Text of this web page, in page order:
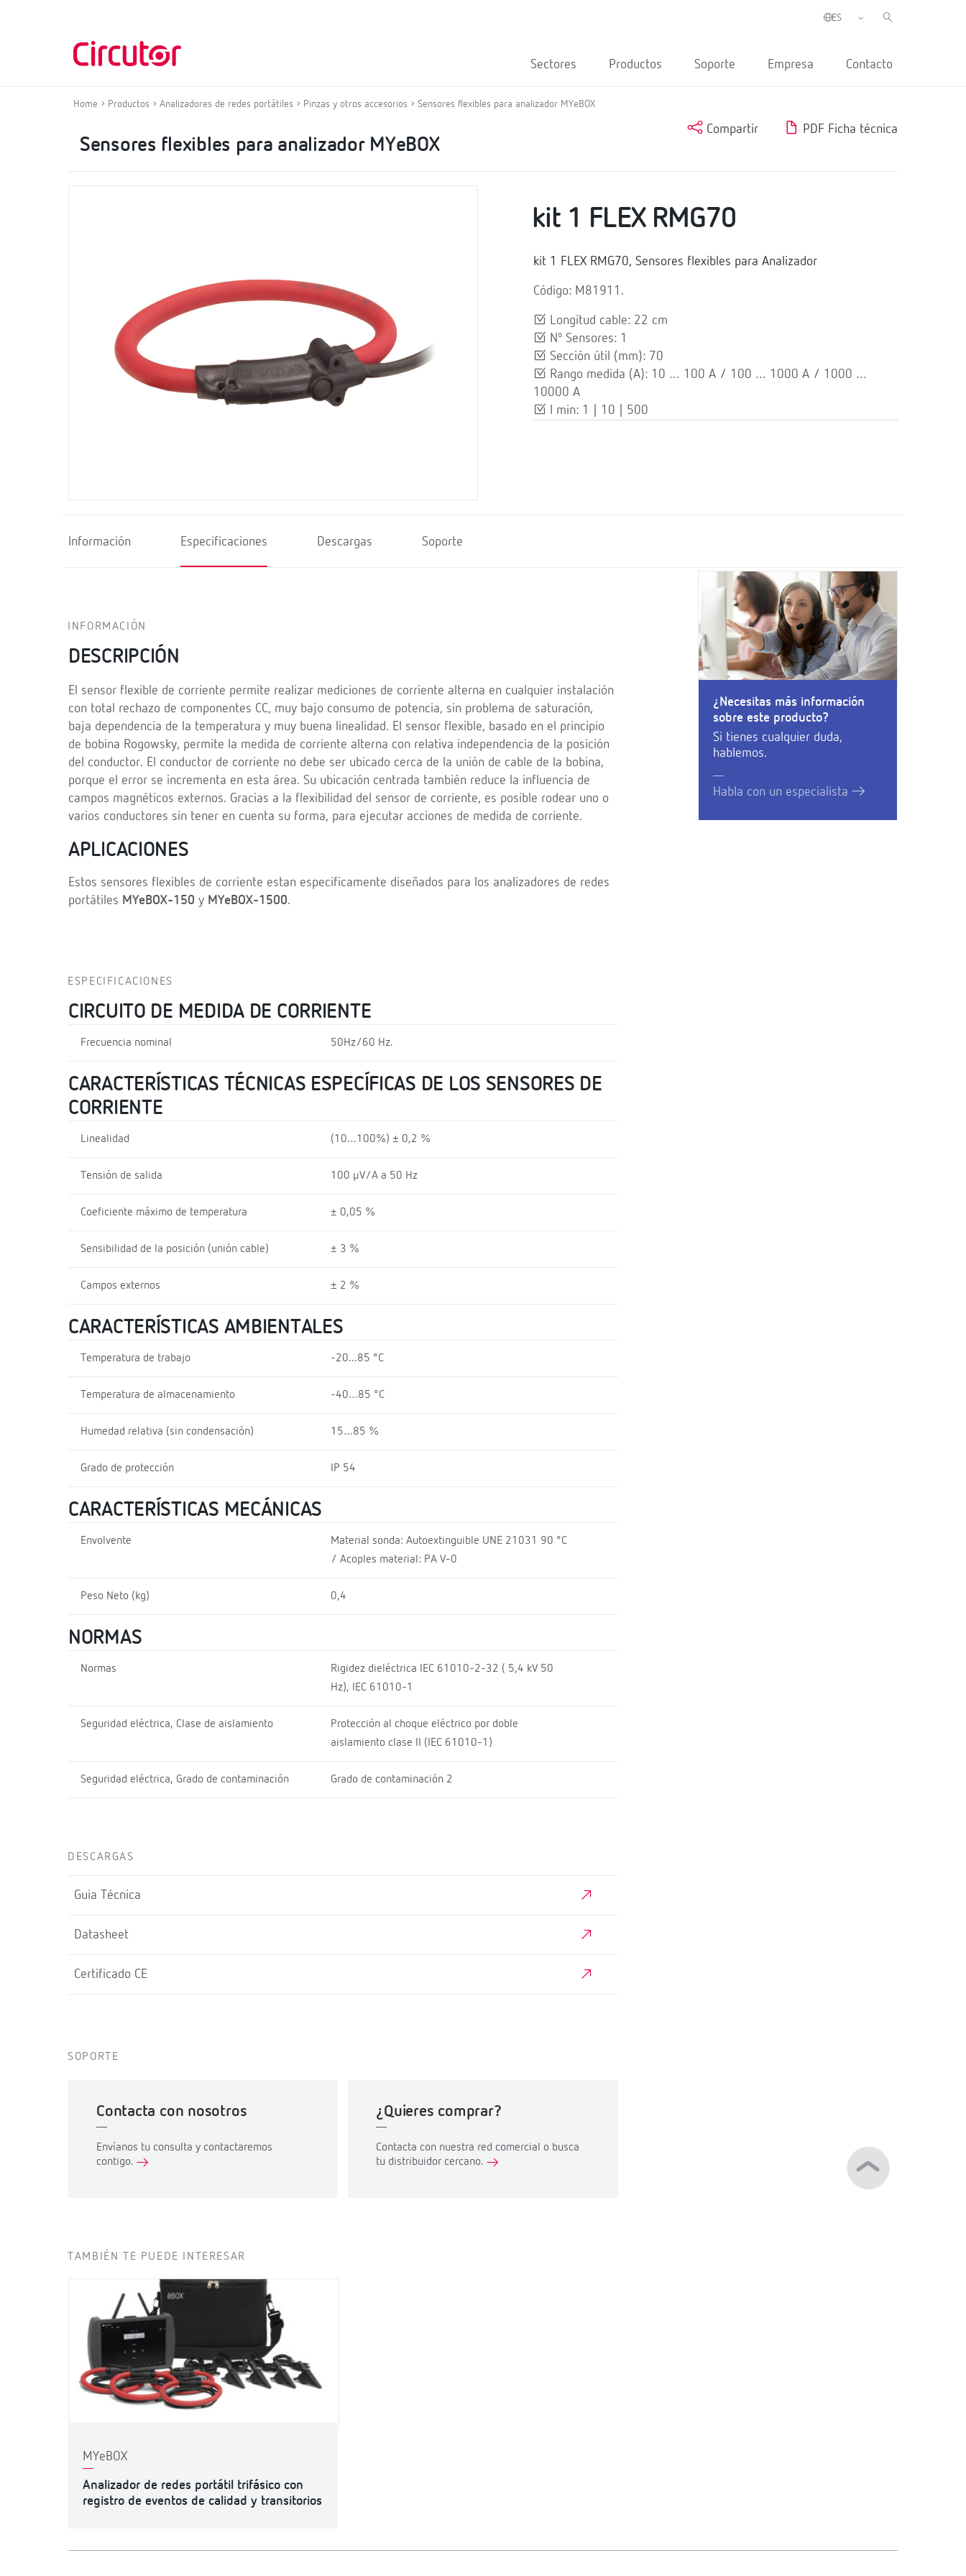
Sectores Productos Soporte Empresa Contacto
Home Productos Analizadores de redes portátiles Pinzas y otros accesorios Sensores flexibles para analizador MYeBOX
Sensores flexibles para analizador MYeBOX
Compartir PDF Ficha técnica
kit 1 FLEX RMG70
kit 1 FLEX RMG70, Sensores flexibles para Analizador
Código: M81911.
Longitud cable: 22 cm
Nº Sensores: 1
Sección útil (mm): 70
Rango medida (A): 10 … 100 A / 100 … 1000 A / 1000 …
10000 A
I min: 1 | 10 | 500
Información Especificaciones Descargas Soporte
INFORMACIÓN
DESCRIPCIÓN
El sensor flexible de corriente permite realizar mediciones de corriente alterna en cualquier instalación
con total rechazo de componentes CC, muy bajo consumo de potencia, sin problema de saturación,
baja dependencia de la temperatura y muy buena linealidad. El sensor flexible, basado en el principio
de bobina Rogowsky, permite la medida de corriente alterna con relativa independencia de la posición
del conductor. El conductor de corriente no debe ser ubicado cerca de la unión de cable de la bobina,
porque el error se incrementa en esta área. Su ubicación centrada también reduce la influencia de
campos magnéticos externos. Gracias a la flexibilidad del sensor de corriente, es posible rodear uno o
varios conductores sin tener en cuenta su forma, para ejecutar acciones de medida de corriente.
APLICACIONES
Estos sensores flexibles de corriente estan especificamente diseñados para los analizadores de redes
portátiles MYeBOX-150 y MYeBOX-1500.
¿Necesitas más información
sobre este producto?
Si tienes cualquier duda,
hablemos.
Habla con un especialista
ESPECIFICACIONES
CIRCUITO DE MEDIDA DE CORRIENTE
Frecuencia nominal 50Hz/60 Hz.
CARACTERÍSTICAS TÉCNICAS ESPECÍFICAS DE LOS SENSORES DE
CORRIENTE
Linealidad (10…100%) ± 0,2 %
Tensión de salida 100 µV/A a 50 Hz
Coeficiente máximo de temperatura ± 0,05 %
Sensibilidad de la posición (unión cable) ± 3 %
Campos externos ± 2 %
CARACTERÍSTICAS AMBIENTALES
Temperatura de trabajo -20...85 °C
Temperatura de almacenamiento -40…85 °C
Humedad relativa (sin condensación) 15…85 %
Grado de protección IP 54
CARACTERÍSTICAS MECÁNICAS
Envolvente
Material sonda: Autoextinguible UNE 21031 90 °C
/ Acoples material: PA V-0
Peso Neto (kg) 0,4
NORMAS
Normas
Rigidez dieléctrica IEC 61010-2-32 ( 5,4 kV 50
Hz), IEC 61010-1
Seguridad eléctrica, Clase de aislamiento
Protección al choque eléctrico por doble
aislamiento clase II (IEC 61010-1)
Seguridad eléctrica, Grado de contaminación Grado de contaminación 2
DESCARGAS
Guia Técnica
Datasheet
Certificado CE
SOPORTE
Contacta con nosotros
Envíanos tu consulta y contactaremos
contigo.
¿Quieres comprar?
Contacta con nuestra red comercial o busca
tu distribuidor cercano.
TAMBIÉN TE PUEDE INTERESAR
MYeBOX
Analizador de redes portátil trifásico con
registro de eventos de calidad y transitorios